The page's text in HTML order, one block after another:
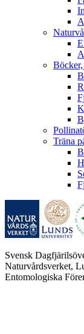
Träna
Svensk
Naturvårdsverket,
Entomologiska